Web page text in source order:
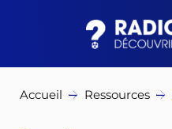
Accueil Ressources